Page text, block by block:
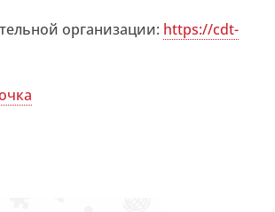
организации: https://cdt-